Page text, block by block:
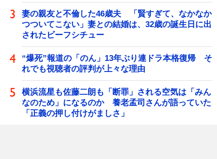
妻の親友と不倫した46歳夫 「賢すぎて、なかなか
つついてこない」妻との結婚は、32歳の誕生日に出
されたビーフシチュー
“爆死”報道の「のん」13年ぶり連ドラ本格復帰 そ
れでも視聴者の評判が上々な理由
横浜流星も佐藤二朗も「断罪」される空気は「みん
なのため」になるのか 養老孟司さんが語っていた
「正義の押し付けがましさ」